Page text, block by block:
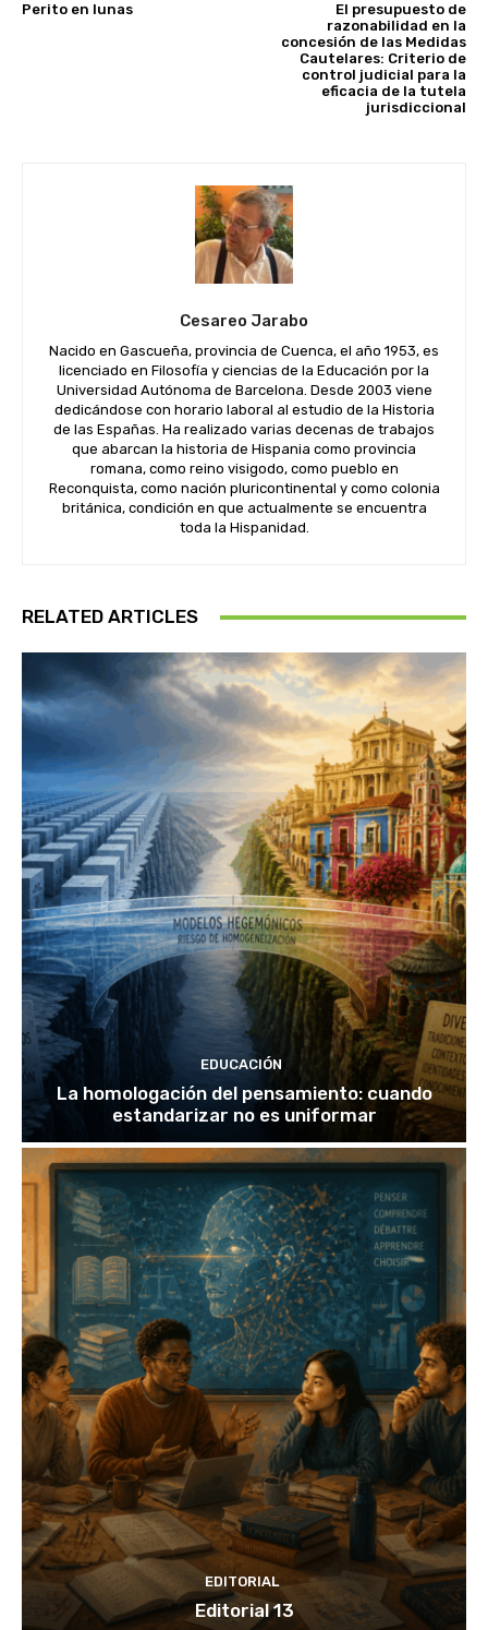
Perito en lunas
El presupuesto de
razonabilidad en la
concesión de las Medidas
Cautelares: Criterio de
control judicial para la
eficacia de la tutela
jurisdiccional
Cesareo Jarabo
Nacido en Gascueña, provincia de Cuenca, el año 1953, es
licenciado en Filosofía y ciencias de la Educación por la
Universidad Autónoma de Barcelona. Desde 2003 viene
dedicándose con horario laboral al estudio de la Historia
de las Españas. Ha realizado varias decenas de trabajos
que abarcan la historia de Hispania como provincia
romana, como reino visigodo, como pueblo en
Reconquista, como nación pluricontinental y como colonia
británica, condición en que actualmente se encuentra
toda la Hispanidad.
RELATED ARTICLES
EDUCACIÓN
La homologación del pensamiento: cuando
estandarizar no es uniformar
EDITORIAL
Editorial 13